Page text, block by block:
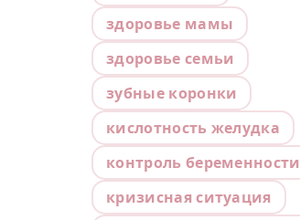
здоровье мамы
здоровье семьи
зубные коронки
кислотность желудка
контроль беременности
кризисная ситуация